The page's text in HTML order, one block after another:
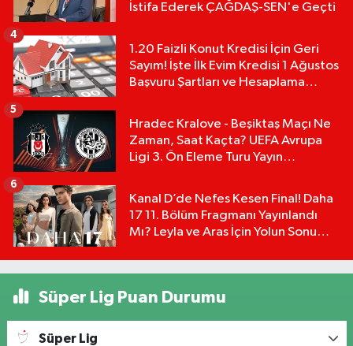
İstifa Ederek ÇAĞDAŞ-SEN'e Geçti
1.20 Faizli Konut Kredisi İçin Geri
Sayım! İşte İlk Evim Kredisi 1 Ağustos
Başvuru Şartları ve Hesaplama
4
Hradec Kralove - Beşiktaş Maçı Ne
Zaman, Saat Kaçta? UEFA Avrupa
Ligi 3. Ön Eleme Turu Yayın
5
Kanal D’de Nefes Kesen Final! Daha
17 11. Bölüm Fragmanı Yayınlandı
Mı? Leyla ve Aras İçin Yolun Sonu
6
Süper Lig Puan Durumu
Süper Lig